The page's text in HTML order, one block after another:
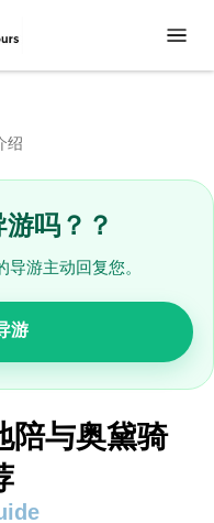
绍
吗？？
游主动回复您。
游
陪与奥黛骑